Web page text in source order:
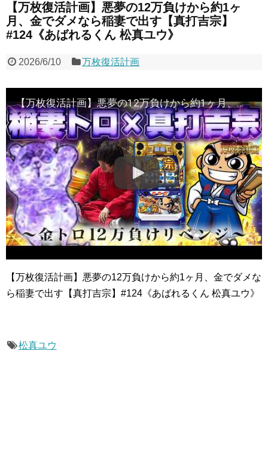
【万枚復活計画】悪夢の12万負けから約1ヶ
月、金でダメなら稲妻で出す【真打吉宗】
#124《あばれるくん 松真ユウ》
2026/6/10 万枚復活計画
【万枚復活計画】悪夢の12万負けから約1ヶ月、金でダメなら稲妻で出す【真打吉宗】#124《あばれるくん 松真ユウ》[必勝本WEB-TV][パチンコ][パチスロ][スロット]
【万枚復活計画】悪夢の12万負けから約1ヶ月、金でダメな
ら稲妻で出す【真打吉宗】#124《あばれるくん 松真ユウ》
松真ユウ